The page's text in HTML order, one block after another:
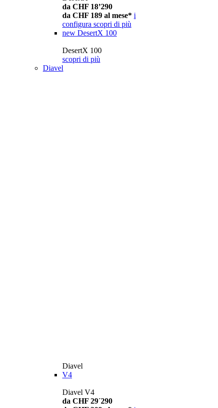
da CHF 18’290
da CHF 189 al mese* i
configura scopri di più
new DesertX 100
DesertX 100
scopri di più
Diavel
Diavel
V4
Diavel V4
da CHF 29´290